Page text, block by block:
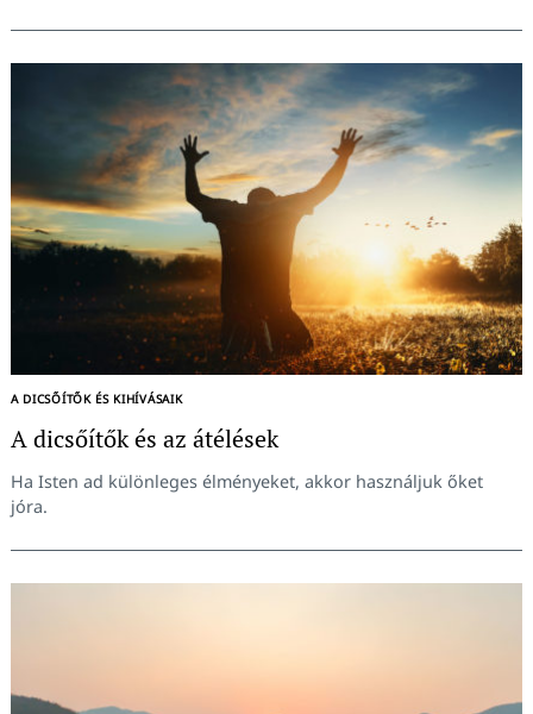
A DICSŐÍTŐK ÉS KIHÍVÁSAIK
A dicsőítők és az átélések
Ha Isten ad különleges élményeket, akkor használjuk őket
jóra.